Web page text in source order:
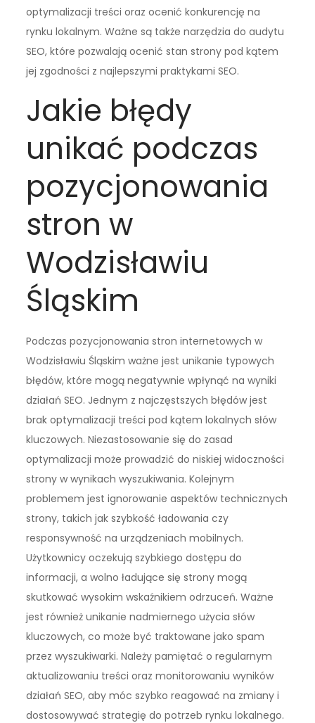
optymalizacji treści oraz ocenić konkurencję na
rynku lokalnym. Ważne są także narzędzia do audytu
SEO, które pozwalają ocenić stan strony pod kątem
jej zgodności z najlepszymi praktykami SEO.
Jakie błędy
unikać podczas
pozycjonowania
stron w
Wodzisławiu
Śląskim
Podczas pozycjonowania stron internetowych w
Wodzisławiu Śląskim ważne jest unikanie typowych
błędów, które mogą negatywnie wpłynąć na wyniki
działań SEO. Jednym z najczęstszych błędów jest
brak optymalizacji treści pod kątem lokalnych słów
kluczowych. Niezastosowanie się do zasad
optymalizacji może prowadzić do niskiej widoczności
strony w wynikach wyszukiwania. Kolejnym
problemem jest ignorowanie aspektów technicznych
strony, takich jak szybkość ładowania czy
responsywność na urządzeniach mobilnych.
Użytkownicy oczekują szybkiego dostępu do
informacji, a wolno ładujące się strony mogą
skutkować wysokim wskaźnikiem odrzuceń. Ważne
jest również unikanie nadmiernego użycia słów
kluczowych, co może być traktowane jako spam
przez wyszukiwarki. Należy pamiętać o regularnym
aktualizowaniu treści oraz monitorowaniu wyników
działań SEO, aby móc szybko reagować na zmiany i
dostosowywać strategię do potrzeb rynku lokalnego.